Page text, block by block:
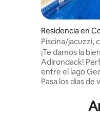
Residencia en
Piscina/jacuzzi,
el lago George y
¡Te damos la
Adirondack!
entre el lago
Pasa los días
suelo, relájate
jacuzzi y